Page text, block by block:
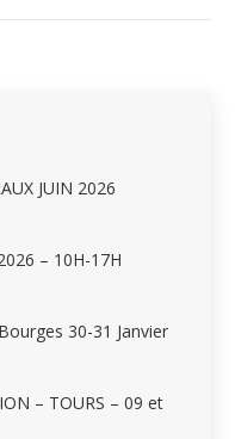
JUIN 2026
– 10H-17H
30-31 Janvier
– TOURS – 09 et